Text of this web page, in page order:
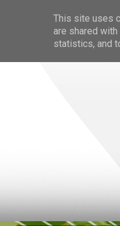
This site uses
are shared
statistics, and